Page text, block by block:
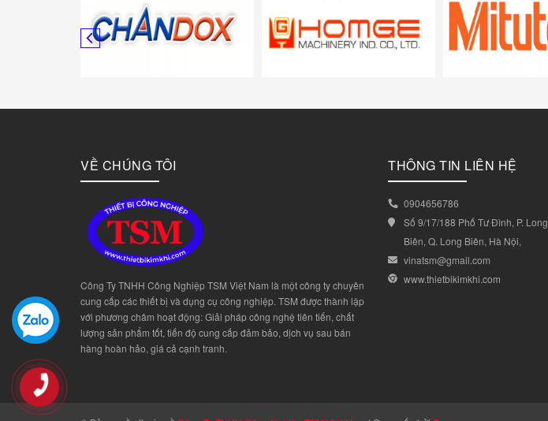
VỀ CHÚNG TÔI
Công Ty TNHH Công Nghiệp TSM Việt Nam là một công ty chuyên
cung cấp các thiết bị và dụng cụ công nghiệp. TSM được thành lập
với phương châm hoạt động: Giải pháp công nghệ tiên tiến, chất
lượng sản phẩm tốt, tiến độ cung cấp đảm bảo, dịch vụ sau bán
hàng hoàn hảo, giá cả cạnh tranh.
THÔNG TIN LIÊN HỆ
0904656786
Số 9/17/188 Phố Tư Đình, P. Long
Biên, Q. Long Biên, Hà Nội,
vinatsm@gmail.com
www.thietbikimkhi.com